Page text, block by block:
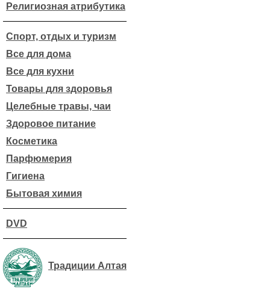
Религиозная атрибутика
Спорт, отдых и туризм
Все для дома
Все для кухни
Товары для здоровья
Целебные травы, чаи
Здоровое питание
Косметика
Парфюмерия
Гигиена
Бытовая химия
DVD
Традиции Алтая